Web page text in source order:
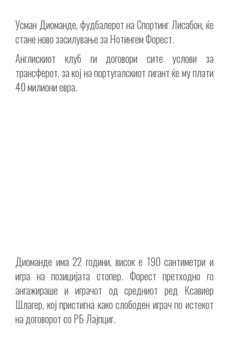
Усман Диоманде, фудбалерот на Спортинг Лисабон, ќе
стане ново засилување за Нотингем Форест.
Англискиот клуб ги договори сите услови за
трансферот, за кој на португалскиот гигант ќе му плати
40 милиони евра.
Диоманде има 22 години, висок е 190 сантиметри и
игра на позицијата стопер. Форест претходно го
ангажираше и играчот од средниот ред Ксавиер
Шлагер, кој пристигна како слободен играч по истекот
на договорот со РБ Лајпциг.